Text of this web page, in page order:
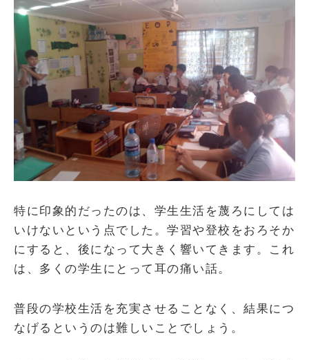
特に印象的だったのは、学生生活を蔑ろにしては
いけないという点でした。学習や登校をおろそか
にすると、後になって大きく響いてきます。これ
は、多くの学生にとって耳の痛い話。
普段の学校生活を充実させることなく、結果につ
なげるというのは難しいことでしょう。